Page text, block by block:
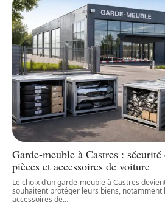
Garde-meuble à Castres :
pièces et accessoires de voiture
Le choix d’un garde-meuble à Castres
souhaitent protéger leurs biens, notamment
accessoires de…